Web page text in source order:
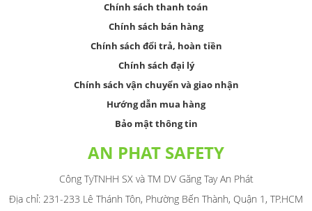
Chính sách thanh toán
Chính sách bán hàng
Chính sách đổi trả, hoàn tiền
Chính sách đại lý
Chính sách vận chuyển và giao nhận
Hướng dẫn mua hàng
Bảo mật thông tin
AN PHAT SAFETY
Công TyTNHH SX và TM DV Găng Tay An Phát
Địa chỉ: 231-233 Lê Thánh Tôn, Phường Bến Thành, Quận 1, TP.HCM